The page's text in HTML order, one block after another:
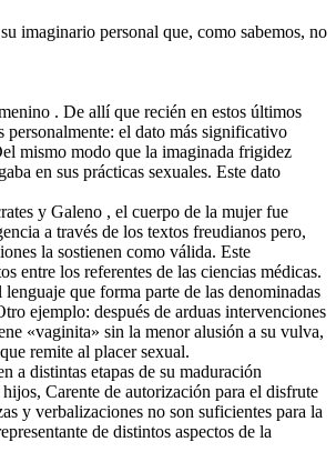
imaginario personal que, como sabemos, no
. De allí que recién en estos últimos
personalmente: el dato más significativo
mismo modo que la imaginada frigidez
en sus prácticas sexuales. Este dato
y Galeno , el cuerpo de la mujer fue
a través de los textos freudianos pero,
la sostienen como válida. Este
entre los referentes de las ciencias médicas.
que forma parte de las denominadas
ejemplo: después de arduas intervenciones
«vaginita» sin la menor alusión a su vulva,
remite al placer sexual.
a distintas etapas de su maduración
Carente de autorización para el disfrute
y verbalizaciones no son suficientes para la
de distintos aspectos de la